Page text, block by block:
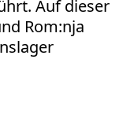
Auf dieser
Rom:nja